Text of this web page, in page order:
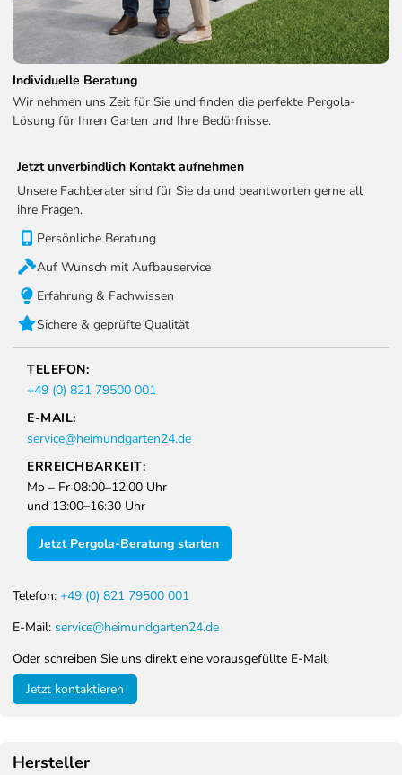
Individuelle Beratung
Wir nehmen uns Zeit für Sie und finden die perfekte Pergola-
Lösung für Ihren Garten und Ihre Bedürfnisse.
Jetzt unverbindlich Kontakt aufnehmen
Unsere Fachberater sind für Sie da und beantworten gerne all
ihre Fragen.
Persönliche Beratung
Auf Wunsch mit Aufbauservice
Erfahrung & Fachwissen
Sichere & geprüfte Qualität
TELEFON:
+49 (0) 821 79500 001
E-MAIL:
service@heimundgarten24.de
ERREICHBARKEIT:
Mo – Fr 08:00–12:00 Uhr
und 13:00–16:30 Uhr
Jetzt Pergola-Beratung starten
Telefon: +49 (0) 821 79500 001
E-Mail: service@heimundgarten24.de
Oder schreiben Sie uns direkt eine vorausgefüllte E-Mail:
Jetzt kontaktieren
Hersteller